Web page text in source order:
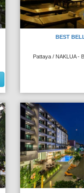
BEST
Pattaya / NAKLUA -